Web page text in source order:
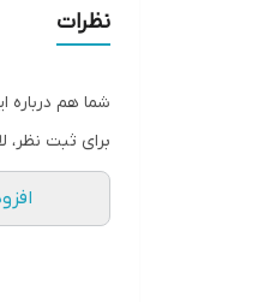
نظرات
شما هم درباره
برای ثبت نظر،